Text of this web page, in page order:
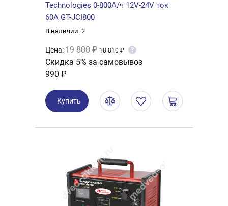
Technologies 0-800А/ч 12V-24V ток
60А GT-JCI800
В наличии: 2
Цена:19 800 ₽ 18 810 ₽ ?
Скидка 5% за самовывоз
990 ₽
Купить